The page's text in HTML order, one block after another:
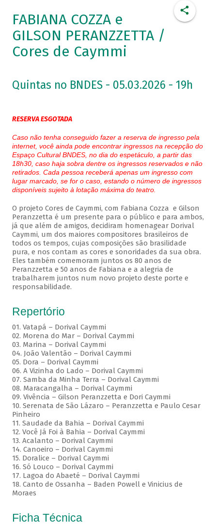
FABIANA COZZA e
GILSON PERANZZETTA /
Cores de Caymmi
Quintas no BNDES - 05.03.2026 - 19h
RESERVA ESGOTADA
Caso não tenha conseguido fazer a reserva de ingresso pela
internet, você ainda pode encontrar ingressos na recepção do
Espaço Cultural BNDES, no dia do espetáculo, a partir das
18h30, caso haja sobra dentre os ingressos reservados e não
retirados. Cada pessoa receberá apenas um ingresso com
lugar marcado, se for o caso, estando o número de ingressos
disponíveis sujeito à lotação máxima do teatro.
O projeto Cores de Caymmi, com Fabiana Cozza e Gilson
Peranzzetta é um presente para o público e para ambos,
já que além de amigos, decidiram homenagear Dorival
Caymmi, um dos maiores compositores brasileiros de
todos os tempos, cujas composições são brasilidade
pura, e nos contam as cores e sonoridades da sua obra.
Eles também comemoram juntos os 80 anos de
Peranzzetta e 50 anos de Fabiana e a alegria de
trabalharem juntos num novo projeto deste porte e
responsabilidade.
Repertório
01. Vatapá – Dorival Caymmi
02. Morena do Mar – Dorival Caymmi
03. Marina – Dorival Caymmi
04. João Valentão – Dorival Caymmi
05. Dora – Dorival Caymmi
06. A Vizinha do Lado – Dorival Caymmi
07. Samba da Minha Terra – Dorival Caymmi
08. Maracangalha – Dorival Caymmi
09. Vivência – Gilson Peranzzetta e Dori Caymmi
10. Serenata de São Lázaro – Peranzzetta e Paulo Cesar
Pinheiro
11. Saudade da Bahia – Dorival Caymmi
12. Você Já Foi à Bahia – Dorival Caymmi
13. Acalanto – Dorival Caymmi
14. Canoeiro – Dorival Caymmi
15. Doralice – Dorival Caymmi
16. Só Louco – Dorival Caymmi
17. Lagoa do Abaeté – Dorival Caymmi
18. Canto de Ossanha – Baden Powell e Vinicius de
Moraes
Ficha Técnica